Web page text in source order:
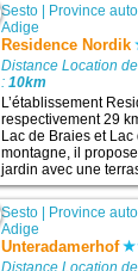
Sesto | Province
Adige
Residence Nordik
Distance Location
:10km
L’établissement
respectivement 29
Lac de Braies et
montagne, il
jardin avec une
Sesto | Province
Adige
Unteradamerhof
Distance Location